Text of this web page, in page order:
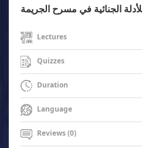
الجنائية في مسرح الجريمة
Lectures
Quizzes
Duration
Language
Reviews (0)